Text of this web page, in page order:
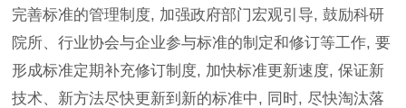
完善标准的管理制度, 加强政府部门宏观引导, 鼓励科研
院所、行业协会与企业参与标准的制定和修订等工作, 要
形成标准定期补充修订制度, 加快标准更新速度, 保证新
技术、新方法尽快更新到新的标准中, 同时, 尽快淘汰落